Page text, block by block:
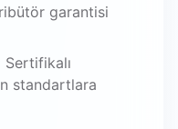
garantisi
Sertifikalı
standartlara